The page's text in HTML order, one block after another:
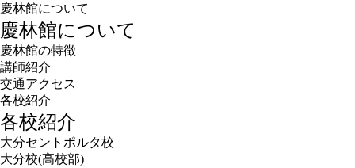
慶林館について
慶林館について
慶林館の特徴
講師紹介
交通アクセス
各校紹介
各校紹介
大分セントポルタ校
大分校(高校部)